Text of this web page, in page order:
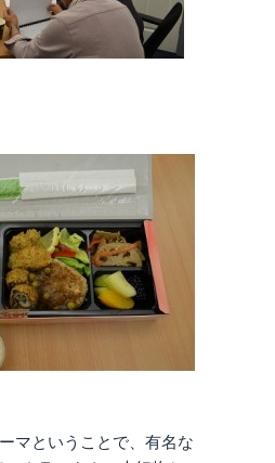
マということで、有名な